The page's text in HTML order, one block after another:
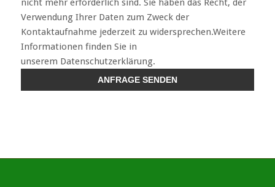
Verwendung Ihrer Daten zum Zweck der
Kontaktaufnahme jederzeit zu widersprechen.Weitere
Informationen finden Sie in
unserem Datenschutzerklärung.